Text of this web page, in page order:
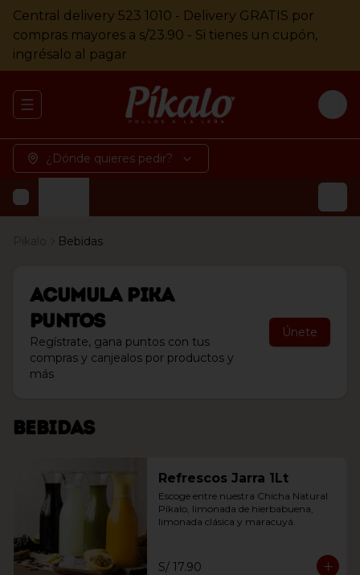
Central delivery 523 1010 - Delivery GRATIS por
compras mayores a s/23.90 - Si tienes un cupón,
ingrésalo al pagar
Abrir menu de navegación
¿Dónde quieres pedir?
Pikalo Bebidas
Acumula Pika
Puntos
Regístrate, gana puntos con tus
compras y canjealos por productos y
más
Únete
Bebidas
Refrescos Jarra 1Lt
Escoge entre nuestra Chicha Natural
Píkalo, limonada de hierbabuena,
limonada clásica y maracuyá.
S/ 17.90